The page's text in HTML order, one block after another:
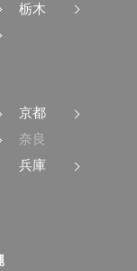
栃木
京都
奈良
兵庫